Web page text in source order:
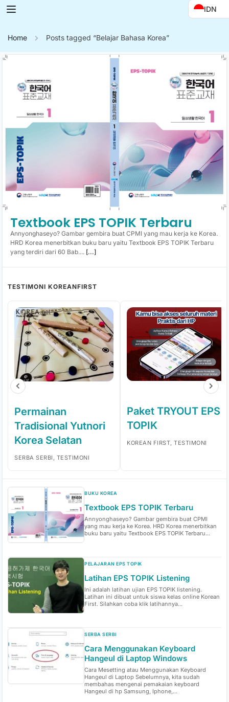
IDN
Home Posts tagged “Belajar Bahasa Korea”
Textbook EPS TOPIK Terbaru
Annyonghaseyo? Gambar gembira buat CPMI yang mau kerja ke Korea.
HRD Korea menerbitkan buku baru yaitu Textbook EPS TOPIK Terbaru
yang terdiri dari 60 Bab.... [...]
TESTIMONI KOREANFIRST
Permainan
Tradisional Yutnori
Korea Selatan
SERBA SERBI, TESTIMONI
Paket TRYOUT EPS
TOPIK
KOREAN FIRST, TESTIMONI
BUKU KOREA
Textbook EPS TOPIK Terbaru
Annyonghaseyo? Gambar gembira buat CPMI
yang mau kerja ke Korea. HRD Korea menerbitkan
buku baru yaitu Textbook EPS TOPIK Terbaru...
PELAJARAN EPS TOPIK
Latihan EPS TOPIK Listening
Ini adalah latihan ujian EPS TOPIK listening.
Latihan ini dibuat untuk siswa kelas online Korean
First. Silahkan coba klik latihannya...
SERBA SERBI
Cara Menggunakan Keyboard
Hangeul di Laptop Windows
Cara Mesetting atau Menggunakan Keyboard
Hangeul di Laptop Sebelumnya, kita sudah
membahas mengenai pemakaian keyboard
Hangeul di hp Samsung, Iphone,...